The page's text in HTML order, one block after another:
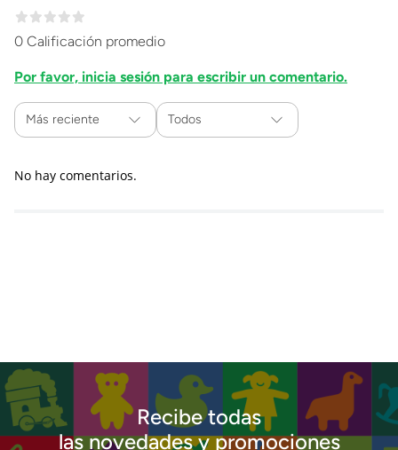
0 Calificación promedio
Por favor, inicia sesión para escribir un comentario.
Más reciente Todos
No hay comentarios.
Recibe todas
las novedades y promociones